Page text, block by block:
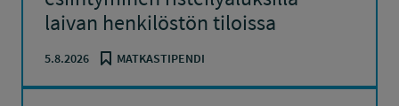
laivan henkilöstön tiloissa
5.8.2026 MATKASTIPENDI